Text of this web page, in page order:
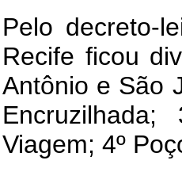
Pelo decreto-
Recife ficou
Antônio e São
Viagem; 4º